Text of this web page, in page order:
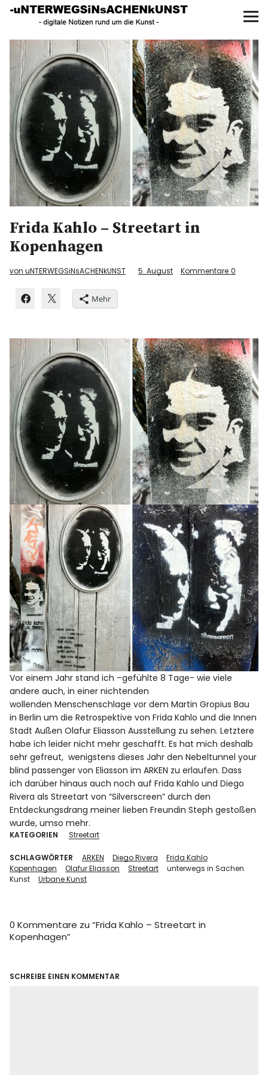
UNTERWEGS IN SACHEN
KUNST
Start
AKTUELLE AUSSTELLUNGEN
KUNSTSPAZIERGÄNGE
ÜBER
UNSER BUCH
f I P
Frida Kahlo – Streetart in
Kopenhagen
von uNTERWEGSiNsACHENkUNST 5. August Kommentare 0
Mehr
Vor einem Jahr stand ich –gefühlte 8 Tage- wie viele
andere auch, in einer nichtenden
wollenden Menschenschlage vor dem Martin Gropius Bau
in Berlin um die Retrospektive von Frida Kahlo und die Innen
Stadt Außen Olafur Eliasson Ausstellung zu sehen. Letztere
habe ich leider nicht mehr geschafft. Es hat mich deshalb
sehr gefreut, wenigstens dieses Jahr den Nebeltunnel your
blind passenger von Eliasson im ARKEN zu erlaufen. Dass
ich darüber hinaus auch noch auf Frida Kahlo und Diego
Rivera als Streetart von “Silverscreen” durch den
Entdeckungsdrang meiner lieben Freundin Steph gestoßen
wurde, umso mehr.
KATEGORIEN Streetart
SCHLAGWÖRTER ARKEN Diego Rivera
Frida Kahlo
Kopenhagen
Olafur Eliasson Streetart
unterwegs in Sachen
Kunst
Urbane Kunst
0 Kommentare zu “Frida Kahlo – Streetart in
Kopenhagen”
SCHREIBE EINEN KOMMENTAR